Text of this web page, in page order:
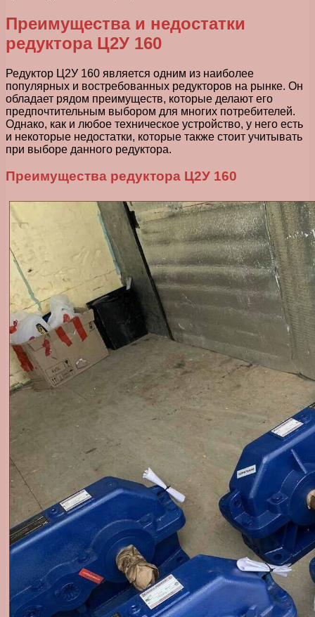
Преимущества и недостатки
редуктора Ц2У 160
Редуктор Ц2У 160 является одним из наиболее
популярных и востребованных редукторов на рынке. Он
обладает рядом преимуществ, которые делают его
предпочтительным выбором для многих потребителей.
Однако, как и любое техническое устройство, у него есть
и некоторые недостатки, которые также стоит учитывать
при выборе данного редуктора.
Преимущества редуктора Ц2У 160